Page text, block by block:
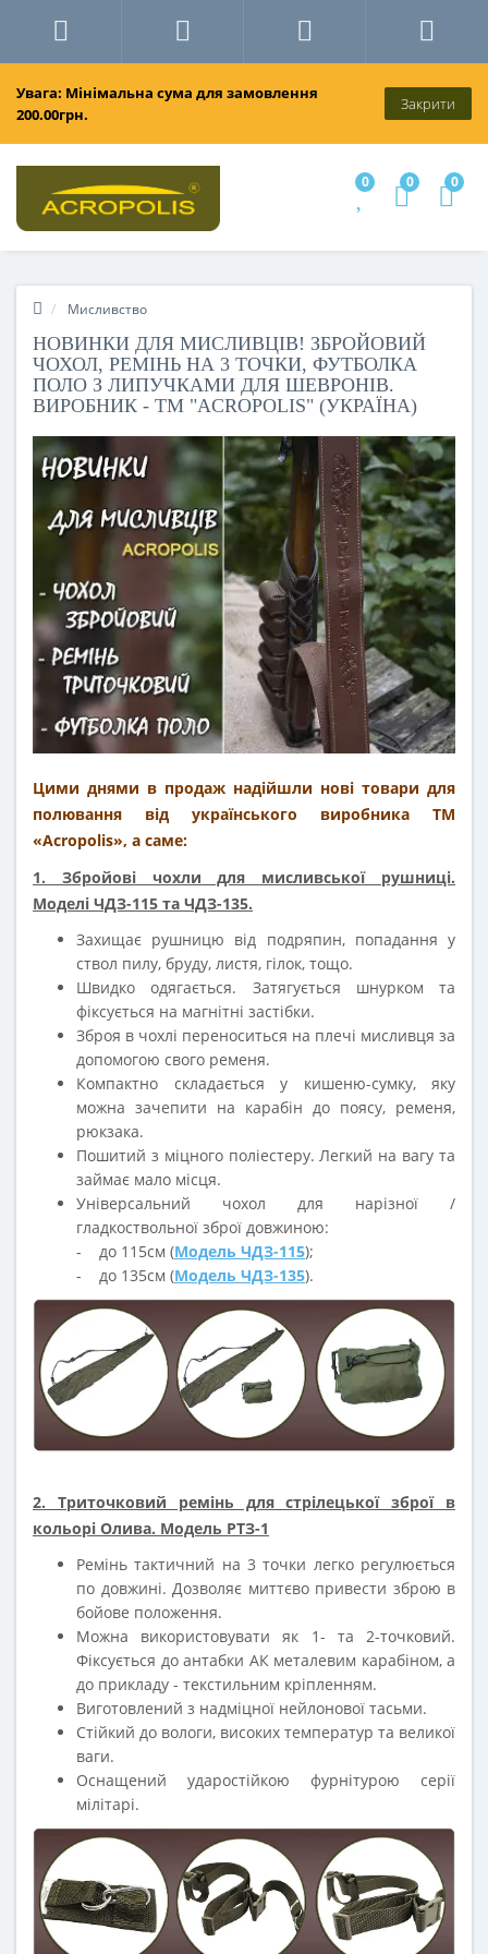
Увага: Мінімальна сума для замовлення
200.00грн.
Закрити
0 0 0
Мисливство
НОВИНКИ ДЛЯ МИСЛИВЦІВ! ЗБРОЙОВИЙ
ЧОХОЛ, РЕМІНЬ НА 3 ТОЧКИ, ФУТБОЛКА
ПОЛО З ЛИПУЧКАМИ ДЛЯ ШЕВРОНІВ.
ВИРОБНИК - ТМ "ACROPOLIS" (УКРАЇНА)
Цими днями в продаж надійшли нові товари для
полювання від українського виробника ТМ
«Acropolis», а саме:
1. Збройові чохли для мисливської рушниці.
Моделі ЧДЗ-115 та ЧДЗ-135.
Захищає рушницю від подряпин, попадання у
ствол пилу, бруду, листя, гілок, тощо.
Швидко одягається. Затягується шнурком та
фіксується на магнітні застібки.
Зброя в чохлі переноситься на плечі мисливця за
допомогою свого ременя.
Компактно складається у кишеню-сумку, яку
можна зачепити на карабін до поясу, ременя,
рюкзака.
Пошитий з міцного поліестеру. Легкий на вагу та
займає мало місця.
Універсальний чохол для нарізної /
гладкоствольної зброї довжиною:
- до 115см (Модель ЧДЗ-115);
- до 135см (Модель ЧДЗ-135).
2. Триточковий ремінь для стрілецької зброї в
кольорі Олива. Модель РТЗ-1
Ремінь тактичний на 3 точки легко регулюється
по довжині. Дозволяє миттєво привести зброю в
бойове положення.
Можна використовувати як 1- та 2-точковий.
Фіксується до антабки АК металевим карабіном, а
до прикладу - текстильним кріпленням.
Виготовлений з надміцної нейлонової тасьми.
Стійкий до вологи, високих температур та великої
ваги.
Оснащений ударостійкою фурнітурою серії
мілітарі.